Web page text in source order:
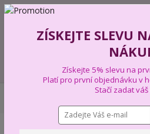
+420 739 574 103
VÝTVARNÉ A KREATIVNÍ SADY
ZÍSKEJTE SLEVU
Získejte 5% slevu na
Platí pro první objednávku v
Stačí zadat